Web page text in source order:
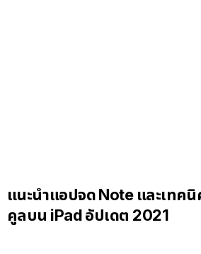
แนะนำแอปจด Note และเทค
คูลบน iPad อัปเดต 2021